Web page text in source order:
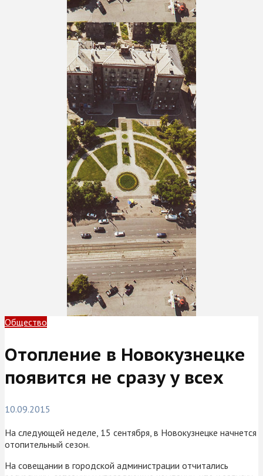
Общество
Отопление в Новокузнецке
появится не сразу у всех
10.09.2015
На следующей неделе, 15 сентября, в Новокузнецке начнется
отопительный сезон.
На совещании в городской администрации отчитались